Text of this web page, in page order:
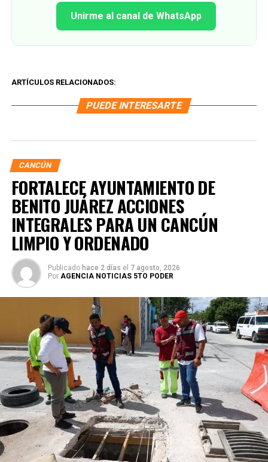
Unirme al canal de WhatsApp
ARTÍCULOS RELACIONADOS:
PUEDE INTERESARTE
CANCÚN
FORTALECE AYUNTAMIENTO DE
BENITO JUÁREZ ACCIONES
INTEGRALES PARA UN CANCÚN
LIMPIO Y ORDENADO
Publicado hace 2 días el 7 agosto, 2026
Por AGENCIA NOTICIAS 5TO PODER